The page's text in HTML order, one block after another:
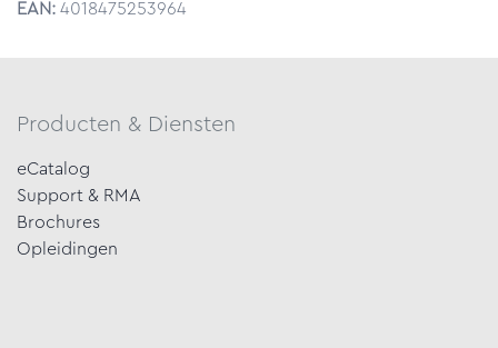
EAN: 4018475253964
Producten & Diensten
eCatalog
Support & RMA
Brochures
Opleidingen